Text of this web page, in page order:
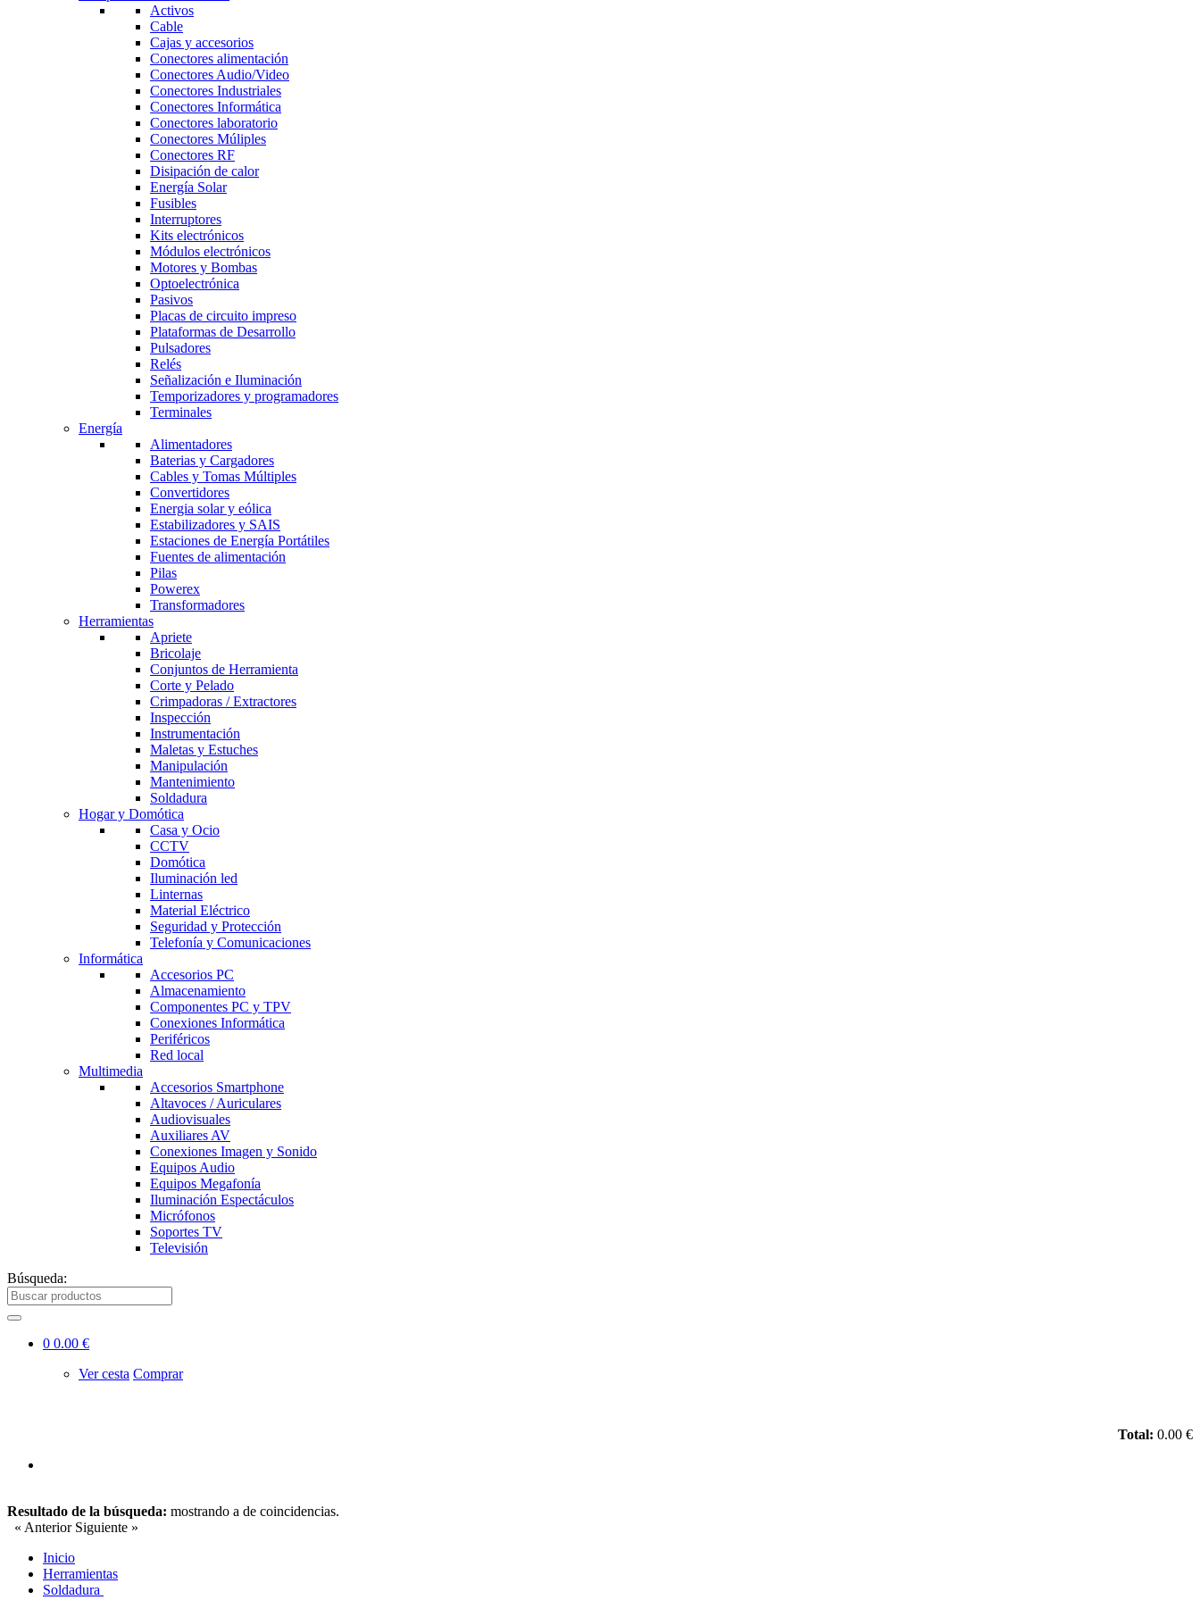
Activos
Cable
Cajas y accesorios
Conectores alimentación
Conectores Audio/Video
Conectores Industriales
Conectores Informática
Conectores laboratorio
Conectores Múliples
Conectores RF
Disipación de calor
Energía Solar
Fusibles
Interruptores
Kits electrónicos
Módulos electrónicos
Motores y Bombas
Optoelectrónica
Pasivos
Placas de circuito impreso
Plataformas de Desarrollo
Pulsadores
Relés
Señalización e Iluminación
Temporizadores y programadores
Terminales
Energía
Alimentadores
Baterias y Cargadores
Cables y Tomas Múltiples
Convertidores
Energia solar y eólica
Estabilizadores y SAIS
Estaciones de Energía Portátiles
Fuentes de alimentación
Pilas
Powerex
Transformadores
Herramientas
Apriete
Bricolaje
Conjuntos de Herramienta
Corte y Pelado
Crimpadoras / Extractores
Inspección
Instrumentación
Maletas y Estuches
Manipulación
Mantenimiento
Soldadura
Hogar y Domótica
Casa y Ocio
CCTV
Domótica
Iluminación led
Linternas
Material Eléctrico
Seguridad y Protección
Telefonía y Comunicaciones
Informática
Accesorios PC
Almacenamiento
Componentes PC y TPV
Conexiones Informática
Periféricos
Red local
Multimedia
Accesorios Smartphone
Altavoces / Auriculares
Audiovisuales
Auxiliares AV
Conexiones Imagen y Sonido
Equipos Audio
Equipos Megafonía
Iluminación Espectáculos
Micrófonos
Soportes TV
Televisión
Búsqueda:
0 0.00 €
Ver cesta Comprar
Total: 0.00 €
Resultado de la búsqueda: mostrando a de coincidencias.
« Anterior Siguiente »
Inicio
Herramientas
Soldadura